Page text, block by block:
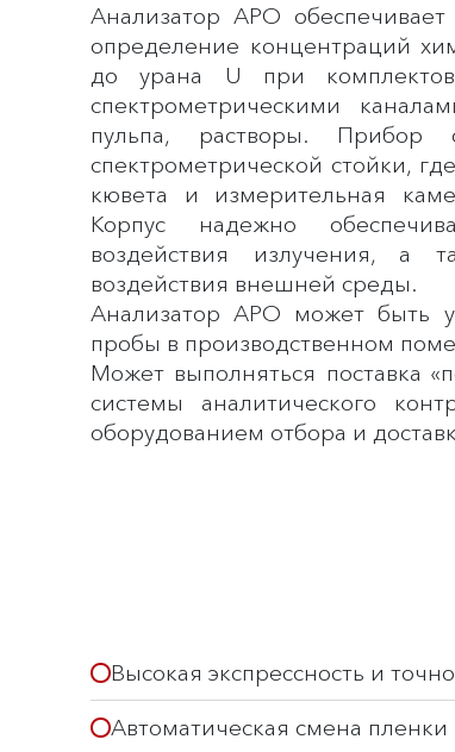
Анализатор АРО
определение концентраций
до урана U при
спектрометрическими
пульпа, растворы. Прибор
спектрометрической стойки,
кювета и измерительная
Корпус надежно
воздействия излучения, а
воздействия внешней среды.
Анализатор АРО может быть
пробы в производственном
Может выполняться поставка
системы аналитического
оборудованием отбора и
Высокая экспрессность и
Автоматическая смена пленки